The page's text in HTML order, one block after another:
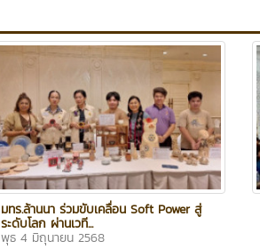
มทร.ล้านนา ร่วมขับเคลื่อน Soft Power สู่
ระดับโลก ผ่านเวที...
พุธ 4 มิถุนายน 2568